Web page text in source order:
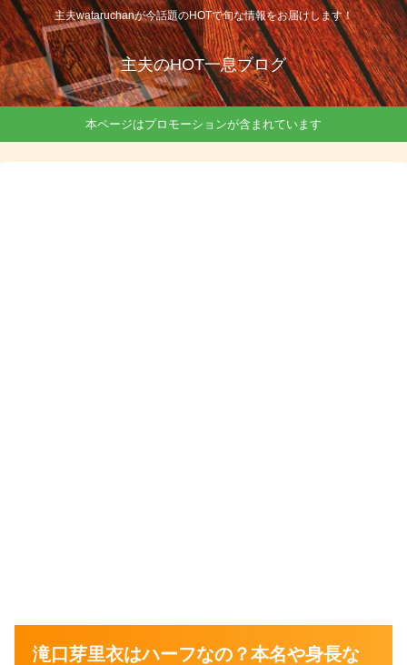
主夫wataruchanが今話題のHOTで旬な情報をお届けします！
主夫のHOT一息ブログ
本ページはプロモーションが含まれています
滝口芽里衣はハーフなの？本名や身長な